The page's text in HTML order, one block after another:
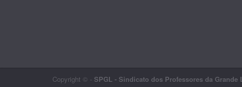
Copyright © - SPGL - Sindicato dos Professores da Grande